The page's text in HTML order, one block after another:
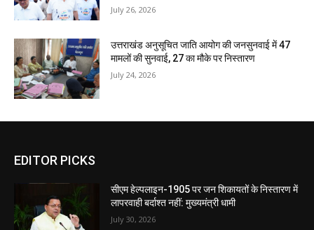
July 26, 2026
उत्तराखंड अनुसूचित जाति आयोग की जनसुनवाई में 47
मामलों की सुनवाई, 27 का मौके पर निस्तारण
July 24, 2026
EDITOR PICKS
सीएम हेल्पलाइन-1905 पर जन शिकायतों के निस्तारण में
लापरवाही बर्दाश्त नहीं: मुख्यमंत्री धामी
July 30, 2026